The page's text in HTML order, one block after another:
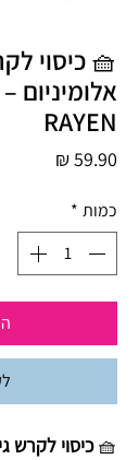
🧺 כיסוי
RAYEN
כמות *
🧺כיסוי לקרש